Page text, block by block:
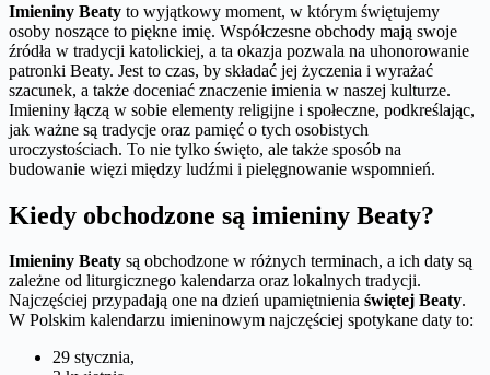
Imieniny Beaty to wyjątkowy moment, w którym świętujemy
osoby noszące to piękne imię. Współczesne obchody mają swoje
źródła w tradycji katolickiej, a ta okazja pozwala na uhonorowanie
patronki Beaty. Jest to czas, by składać jej życzenia i wyrażać
szacunek, a także doceniać znaczenie imienia w naszej kulturze.
Imieniny łączą w sobie elementy religijne i społeczne, podkreślając,
jak ważne są tradycje oraz pamięć o tych osobistych
uroczystościach. To nie tylko święto, ale także sposób na
budowanie więzi między ludźmi i pielęgnowanie wspomnień.
Kiedy obchodzone są imieniny Beaty?
Imieniny Beaty są obchodzone w różnych terminach, a ich daty są
zależne od liturgicznego kalendarza oraz lokalnych tradycji.
Najczęściej przypadają one na dzień upamiętnienia świętej Beaty.
W Polskim kalendarzu imieninowym najczęściej spotykane daty to:
29 stycznia,